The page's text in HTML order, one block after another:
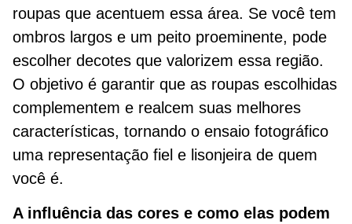
roupas que acentuem essa área. Se você tem
ombros largos e um peito proeminente, pode
escolher decotes que valorizem essa região.
O objetivo é garantir que as roupas escolhidas
complementem e realcem suas melhores
características, tornando o ensaio fotográfico
uma representação fiel e lisonjeira de quem
você é.
A influência das cores e como elas podem